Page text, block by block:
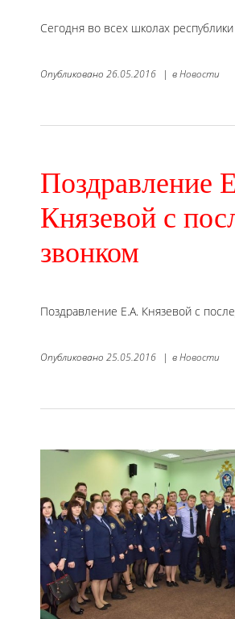
Сегодня во всех школах
Опубликовано 26.05.2016 | вНовости
Поздравление
Князевой с
звонком
Поздравление Е.А. Князевой с
Опубликовано 25.05.2016 | вНовости